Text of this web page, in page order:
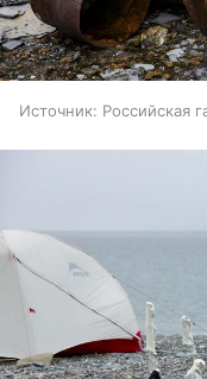
Источник: Российская